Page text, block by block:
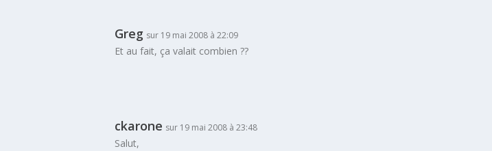
Greg sur 19 mai 2008 à 22:09
Et au fait, ça valait combien ??
ckarone sur 19 mai 2008 à 23:48
Salut,